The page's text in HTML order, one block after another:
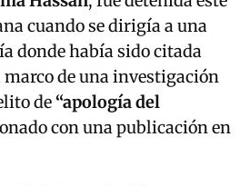
cuando se dirigía a una
donde había sido citada
marco de una investigación
de “apología del
con una publicación en